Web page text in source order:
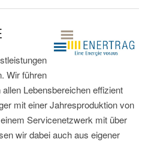
Wir führen
Lebensbereichen effizient
mit einer Jahresproduktion von
Servicenetzwerk mit über
wir dabei auch aus eigener